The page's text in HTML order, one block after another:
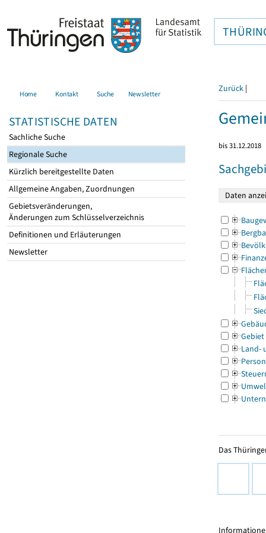
Home Kontakt Suche Newsletter
STATISTISCHE DATEN
Sachliche Suche
Regionale Suche
Kürzlich bereitgestellte Daten
Allgemeine Angaben, Zuordnungen
Gebietsveränderungen,
Änderungen zum Schlüsselverzeichnis
Definitionen und Erläuterungen
Newsletter
Zurück |
bis 31.12.2018
Gebiet
Land-
Das